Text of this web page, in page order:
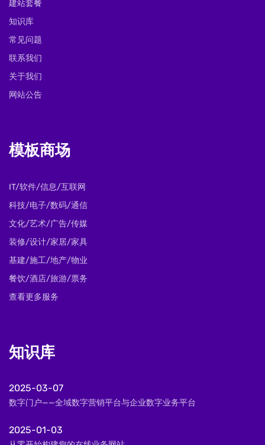
建站套餐
知识库
常见问题
联系我们
关于我们
网站公告
模板商场
IT/软件/信息/互联网
科技/电子/数码/通信
文化/艺术/广告/传媒
装修/设计/家居/家具
基建/施工/地产/物业
餐饮/酒店/旅游/票务
查看更多服务
知识库
2025-03-07
数字门户——全域数字营销平台与企业数字业务平台
2025-01-03